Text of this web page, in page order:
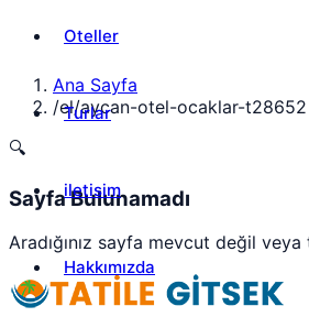
Oteller
Turlar
iletisim
Hakkımızda
Ana Sayfa
/el/aycan-otel-ocaklar-t28652
🔍
Sayfa Bulunamadı
Aradığınız sayfa mevcut değil veya